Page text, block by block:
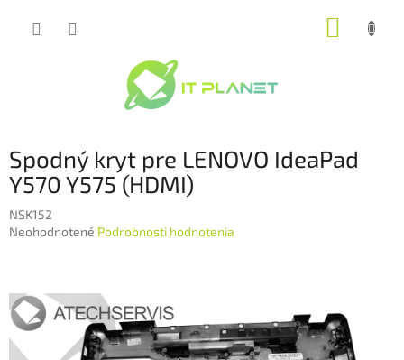
Spodný kryt pre LENOVO IdeaPad
Y570 Y575 (HDMI)
NSK152
Priemerné
0,0
z
hviezdičiek.
Neohodnotené Podrobnosti hodnotenia